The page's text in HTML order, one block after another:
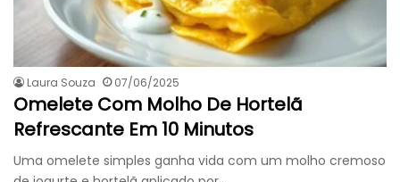
Laura Souza 07/06/2025
Omelete Com Molho De Hortelã
Refrescante Em 10 Minutos
Uma omelete simples ganha vida com um molho cremoso